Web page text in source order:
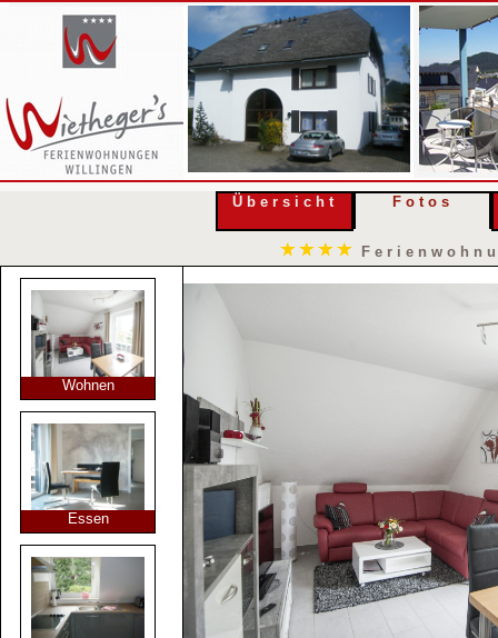
Fotos
Übersicht
Wohnen
Essen